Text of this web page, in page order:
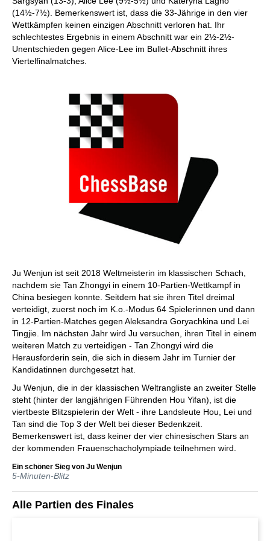
(14½-7½). Bemerkenswert ist, dass die 33-Jährige in den vier
Wettkämpfen keinen einzigen Abschnitt verloren hat. Ihr
schlechtestes Ergebnis in einem Abschnitt war ein 2½-2½-
Unentschieden gegen Alice-Lee im Bullet-Abschnitt ihres
Viertelfinalmatches.
Ju Wenjun ist seit 2018 Weltmeisterin im klassischen Schach,
nachdem sie Tan Zhongyi in einem 10-Partien-Wettkampf in
China besiegen konnte. Seitdem hat sie ihren Titel dreimal
verteidigt, zuerst noch im K.o.-Modus 64 Spielerinnen und dann
in 12-Partien-Matches gegen Aleksandra Goryachkina und Lei
Tingjie. Im nächsten Jahr wird Ju versuchen, ihren Titel in einem
weiteren Match zu verteidigen - Tan Zhongyi wird die
Herausforderin sein, die sich in diesem Jahr im Turnier der
Kandidatinnen durchgesetzt hat.
Ju Wenjun, die in der klassischen Weltrangliste an zweiter Stelle
steht (hinter der langjährigen Führenden Hou Yifan), ist die
viertbeste Blitzspielerin der Welt - ihre Landsleute Hou, Lei und
Tan sind die Top 3 der Welt bei dieser Bedenkzeit.
Bemerkenswert ist, dass keiner der vier chinesischen Stars an
der kommenden Frauenschacholympiade teilnehmen wird.
Ein schöner Sieg von Ju Wenjun
5-Minuten-Blitz
Alle Partien des Finales